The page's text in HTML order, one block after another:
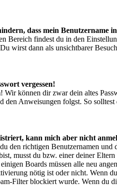
dass mein Benutzername
Bereich findest du in den
wirst dann als unsichtbarer
vergessen!
Wir können dir zwar dein altes
den Anweisungen folgst. So
kann mich aber nicht
den richtigen Benutzernamen
musst du bzw. einer deiner
Boards müssen alle neu
nötig ist oder nicht. Wenn
Filter blockiert wurde. Wenn du